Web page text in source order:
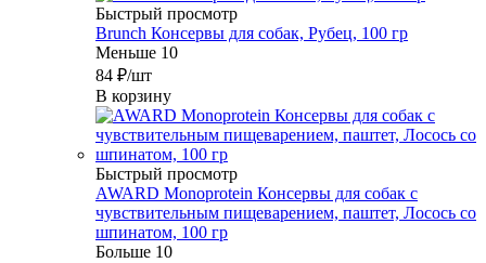
Быстрый просмотр
Brunch Консервы для собак, Рубец, 100 гр
Меньше 10
84 ₽/шт
В корзину
Быстрый просмотр
AWARD Monoprotein Консервы для собак с
чувствительным пищеварением, паштет, Лосось со
шпинатом, 100 гр
Больше 10